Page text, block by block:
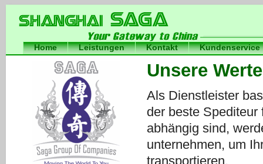
International Freight Forwarder
Home Leistungen Kontakt Kundenservice
Unsere Werte
Als Dienstleister
der beste
abhängig sind,
unternehmen, um
transportieren.